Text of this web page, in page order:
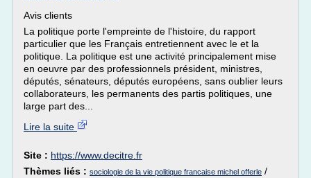
Avis clients
La politique porte l'empreinte de l'histoire, du rapport
particulier que les Français entretiennent avec le et la
politique. La politique est une activité principalement mise
en oeuvre par des professionnels président, ministres,
députés, sénateurs, députés européens, sans oublier leurs
collaborateurs, les permanents des partis politiques, une
large part des...
Lire la suite
Site : https://www.decitre.fr
Thèmes liés : sociologie de la vie politique francaise michel offerle /